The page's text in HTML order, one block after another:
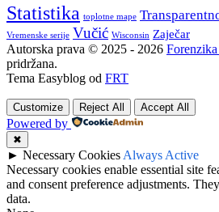
Statistika toplotne mape
Vremenske serije Vučić Wisconsin Zaječar
Autorska prava © 2025 - 2026
pridržana.
Tema Easyblog od FRT
Customize Reject All Accept All
Powered by
✖
► Necessary Cookies Always Active
Necessary cookies enable essential site
and consent preference adjustments.
data.